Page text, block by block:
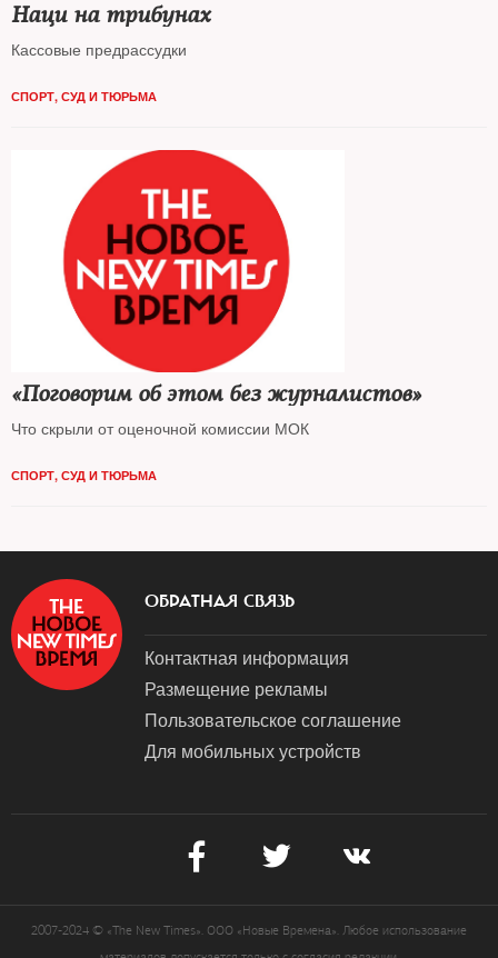
Наци на трибунах
Кассовые предрассудки
СПОРТ, СУД И ТЮРЬМА
«Поговорим об этом без журналистов»
Что скрыли от оценочной комиссии МОК
СПОРТ, СУД И ТЮРЬМА
ОБРАТНАЯ СВЯЗЬ
Контактная информация
Размещение рекламы
Пользовательское соглашение
Для мобильных устройств
2007-2024 © «The New Times». ООО «Новые Времена». Любое использование